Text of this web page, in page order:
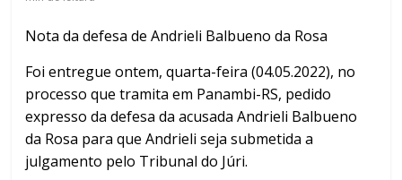
Nota da defesa de Andrieli Balbueno da Rosa
Foi entregue ontem, quarta-feira (04.05.2022), no
processo que tramita em Panambi-RS, pedido
expresso da defesa da acusada Andrieli Balbueno
da Rosa para que Andrieli seja submetida a
julgamento pelo Tribunal do Júri.